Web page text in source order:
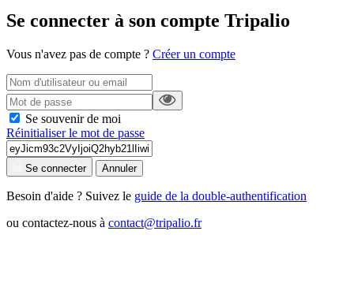
Se connecter à son compte Tripalio
Vous n'avez pas de compte ? Créer un compte
Se souvenir de moi
Réinitialiser le mot de passe
Se connecter Annuler
Besoin d'aide ? Suivez le guide de la double-authentification
ou contactez-nous à contact@tripalio.fr